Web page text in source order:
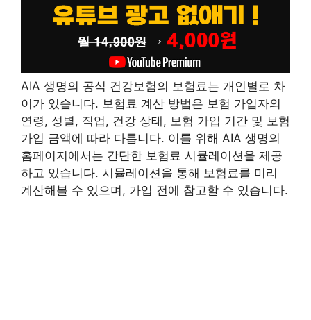
AIA 생명의 공식 건강보험의 보험료는 개인별로 차
이가 있습니다. 보험료 계산 방법은 보험 가입자의
연령, 성별, 직업, 건강 상태, 보험 가입 기간 및 보험
가입 금액에 따라 다릅니다. 이를 위해 AIA 생명의
홈페이지에서는 간단한 보험료 시뮬레이션을 제공
하고 있습니다. 시뮬레이션을 통해 보험료를 미리
계산해볼 수 있으며, 가입 전에 참고할 수 있습니다.